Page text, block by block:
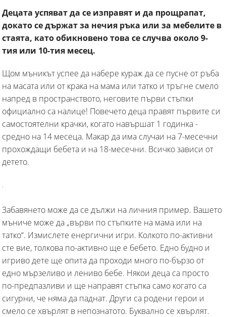
Децата успяват да се изправят и да прощрапат,
докато се държат за нечия ръка или за мебелите в
стаята, като обикновено това се случва около 9-
тия или 10-тия месец.
Щом мъникът успее да набере кураж да се пусне от ръба
на масата или от крака на мама или татко и тръгне смело
напред в пространството, неговите първи стъпки
официално са налице! Повечето деца правят първите си
самостоятелни крачки, когато навършат 1 годинка -
средно на 14 месеца. Макар да има случаи на 7-месечни
прохождащи бебета и на 18-месечни. Всичко зависи от
детето.
Забавянето може да се дължи на личния пример. Вашето
мъниче може да „върви по стъпките на мама или на
татко“. Измислете енергични игри. Колкото по-активни
сте вие, толкова по-активно ще е бебето. Едно будно и
игриво дете ще опита да проходи много по-бързо от
едно мързеливо и лениво бебе. Някои деца са просто
по-предпазливи и ще направят стъпка само когато са
сигурни, че няма да паднат. Други са родени герои и
смело се хвърлят в непознатото. Буквално се хвърлят.